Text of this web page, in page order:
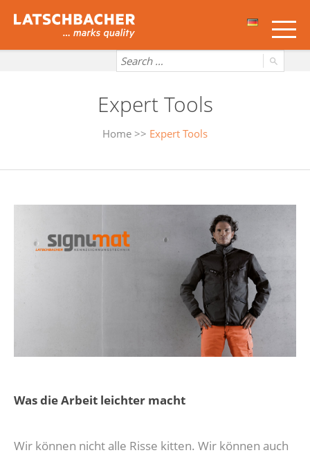
Expert Tools
Home >> Expert Tools
Was die Arbeit leichter macht
Wir können nicht alle Risse kitten. Wir können auch